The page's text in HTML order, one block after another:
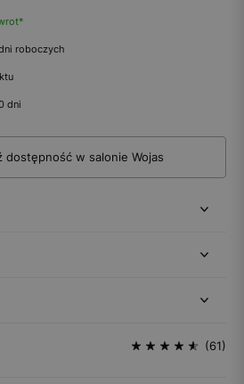
roboczych
dni
dostępność w salonie Wojas
(61)